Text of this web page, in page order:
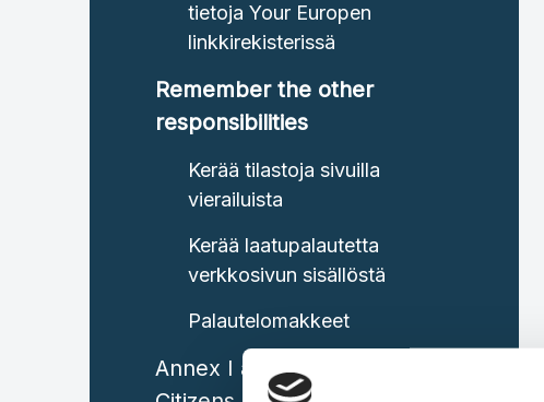
tietoja Your Europen
linkkirekisterissä
Remember the other
responsibilities
Kerää tilastoja sivuilla
vierailuista
Kerää laatupalautetta
verkkosivun sisällöstä
Palautelomakkeet
Annex I areas of information: